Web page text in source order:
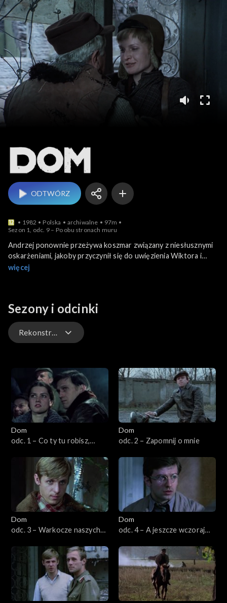
Dom
ODTWÓRZ
1982 Polska archiwalne
97m
Sezon 1, odc. 9 – Po obu stronach muru
Andrzej ponownie przeżywa koszmar związany z niesłusznymi
oskarżeniami, jakoby przyczynił się do uwięzienia Wiktora i
Łukasza. Milicja zatrzymuje Kazanowicza. Lokatorzy, którym
że Ewa spodziewa się dziecka.
więcej
Sezony i odcinki
Rekonstrukcja cyfrowa
Format oryginalny
Dom
odc. 1 – Co ty tu robisz,
Dom
odc. 2 – Zapomnij o mnie
Dom
odc. 3 – Warkocze naszych
Dom
odc. 4 – A jeszcze wczoraj